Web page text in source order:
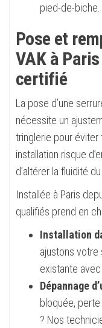
pied-de-biche.
Pose et
VAK à
certifié
La pose d’une
nécessite un
tringlerie pour éviter
installation risque
d’altérer la fluidité
Installée à Paris
qualifiés prend en
Installation
ajustons votre
existante
Dépannage
bloquée,
? Nos